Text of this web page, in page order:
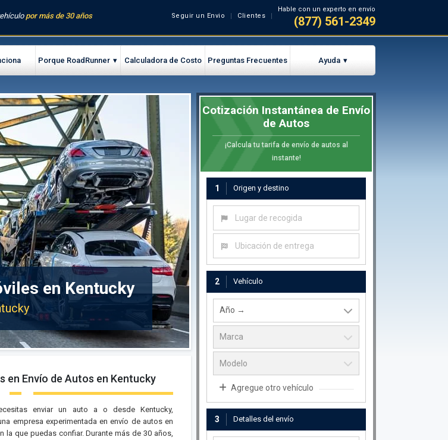
por más de 30 años Seguir un Envio Clientes
Hable con un experto en envío
(877) 561-2349
Porque RoadRunner Calculadora de Costo Preguntas Frecuentes Ayuda
en Kentucky
en Envío de Autos en Kentucky
enviar un auto a o desde Kentucky,
empresa experimentada en envío de autos en
la que puedas confiar. Durante más de 30 años,
Cotización Instantánea de Envío
de Autos
¡Calcula tu tarifa de envío de autos al
instante!
1 Origen y destino
Lugar de recogida
Ubicación de entrega
2 Vehículo
Agregue otro vehículo
3 Detalles del envío